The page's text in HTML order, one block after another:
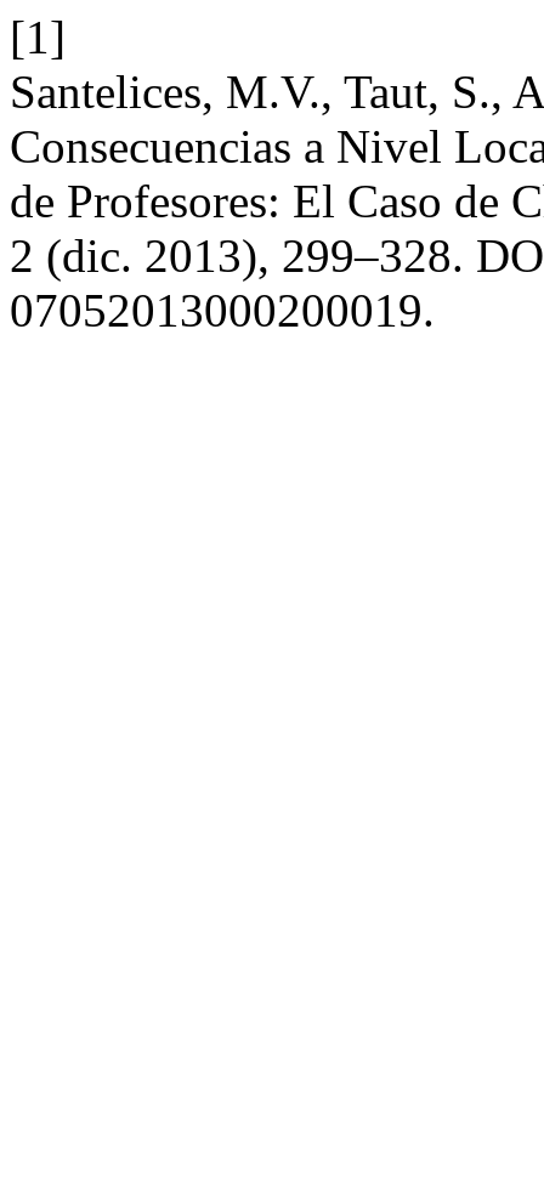
[1]
Santelices, M.V., Taut, S.,
Consecuencias a Nivel
de Profesores: El Caso de
2 (dic. 2013), 299–328.
07052013000200019.